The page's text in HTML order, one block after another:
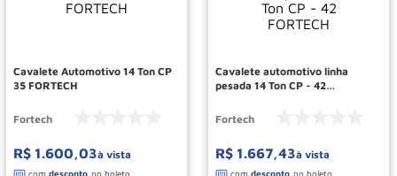
Cavalete Automotivo 14 Ton CP
35 FORTECH
Fortech
R$ 1.600,03à vista
Cavalete automotivo linha
pesada 14 Ton CP - 42
Fortech
R$ 1.667,43à vista
Paleteira